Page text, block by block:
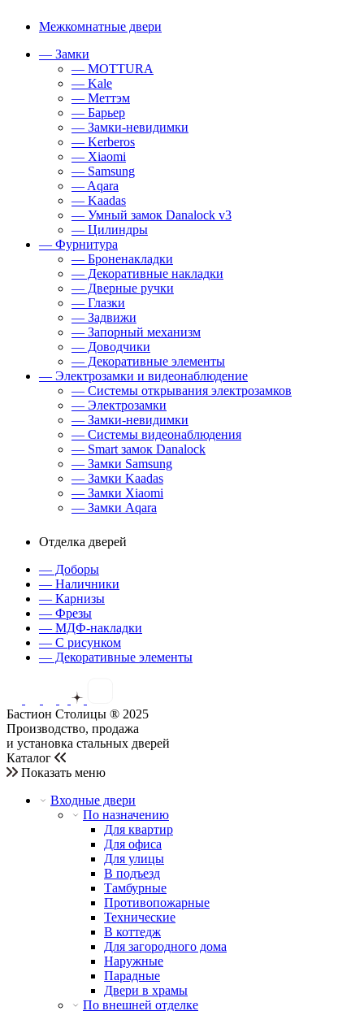
Межкомнатные двери
— Замки
— MOTTURA
— Kale
— Меттэм
— Барьер
— Замки-невидимки
— Kerberos
— Xiaomi
— Samsung
— Aqara
— Kaadas
— Умный замок Danalock v3
— Цилиндры
— Фурнитура
— Броненакладки
— Декоративные накладки
— Дверные ручки
— Глазки
— Задвижи
— Запорный механизм
— Доводчики
— Декоративные элементы
— Электрозамки и видеонаблюдение
— Системы открывания электрозамков
— Электрозамки
— Замки-невидимки
— Системы видеонаблюдения
— Smart замок Danalock
— Замки Samsung
— Замки Kaadas
— Замки Xiaomi
— Замки Aqara
Отделка дверей
— Доборы
— Наличники
— Карнизы
— Фрезы
— МДФ-накладки
— С рисунком
— Декоративные элементы
Бастион Столицы ® 2025
Производство, продажа
и установка стальных дверей
Каталог
Показать меню
Входные двери
По назначению
Для квартир
Для офиса
Для улицы
В подъезд
Тамбурные
Противопожарные
Технические
В коттедж
Для загородного дома
Наружные
Парадные
Двери в храмы
По внешней отделке